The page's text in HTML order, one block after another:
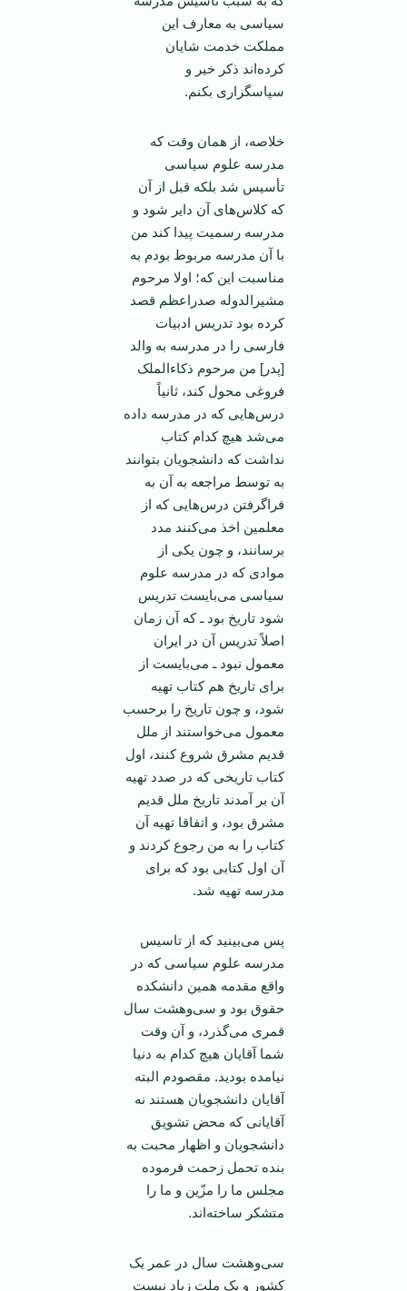
سیاسی به معارف این
مملکت خدمت شایان
کرده‌اند ذکر خیر و
سپاسگزاری بکنم.
خلاصه، از همان وقت که
مدرسه علوم سیاسی
تأسیس شد بلکه قبل از آن
که کلاس‌های آن دایر شود و
مدرسه رسمیت پیدا کند من
با آن مدرسه مربوط بودم به
مناسبت این که؛ اولا مرحوم
مشیرالدوله صدراعظم قصد
کرده بود تدریس ادبیات
فارسی را در مدرسه به والد
[پدر] من مرحوم ذکاءالملک
فروغی محول کند، ثانیاً
درس‌هایی که در مدرسه داده
می‌شد هیچ کدام کتاب
نداشت که دانشجویان بتوانند
به توسط مراجعه به آن به
فراگرفتن درس‌هایی که از
معلمین اخذ می‌کنند مدد
برسانند، و چون یکی از
موادی که در مدرسه علوم
سیاسی می‌بایست تدریس
شود تاریخ بود ـ که آن زمان
اصلاً تدریس آن در ایران
معمول نبود ـ می‌بایست از
برای تاریخ هم کتاب تهیه
شود، و چون تاریخ را برحسب
معمول می‌خواستند از ملل
قدیم مشرق شروع کنند، اول
کتاب تاریخی که در صدد تهیه
آن بر آمدند تاریخ ملل قدیم
مشرق بود، و اتفاقا تهیه آن
کتاب را به من رجوع کردند و
آن اول کتابی بود که برای
مدرسه تهیه شد.
پس می‌بینید که از تاسیس
مدرسه علوم سیاسی که در
واقع مقدمه همین دانشکده
حقوق بود و سی‌وهشت سال
قمری می‌گذرد، و آن وقت
شما آقایان هیچ کدام به دنیا
نیامده بودید. مقصودم البته
آقایان دانشجویان هستند نه
آقایانی که محض تشویق
دانشجویان و اظهار محبت به
بنده تحمل زحمت فرموده
مجلس ما را مزّین و ما را
متشکر ساخته‌اند.
سی‌وهشت سال در عمر یک
کشور و یک ملت زیاد نیست